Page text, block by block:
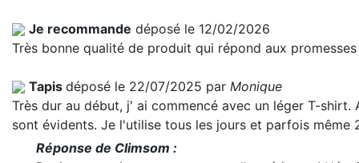
Je recommande déposé le 12/02/2026
Très bonne qualité de produit qui répond aux
Tapis déposé le 22/07/2025 par Monique
Très dur au début, j' ai commencé avec un léger T-
sont évidents. Je l'utilise tous les jours et parfois même
Réponse de Climsom :